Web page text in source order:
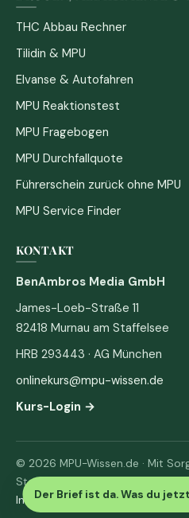
Der Brief ist da. Was du
THC Abbau Rechner
Tilidin & MPU
Elvanse & Autofahren
MPU Reaktionstest
MPU Fragebogen
MPU Durchfallquote
Führerschein zurück ohne MPU
MPU Service Finder
KONTAKT
BenAmbros Media GmbH
James-Loeb-Straße 11
82418 Murnau am Staffelsee
HRB 293443 · AG München
onlinekurs@mpu-wissen.de
Kurs-Login →
© 2026 MPU-Wissen.de · Mit
Staffelsee
Impressum· Datenschutz & AGB